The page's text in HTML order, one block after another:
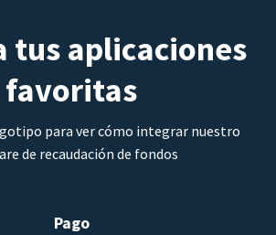
tus aplicaciones
favoritas
para ver cómo integrar nuestro
de recaudación de fondos
Pago